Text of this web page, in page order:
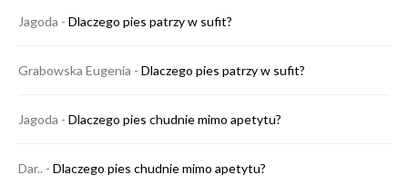
Jagoda - Dlaczego pies patrzy w sufit?
Grabowska Eugenia - Dlaczego pies patrzy w sufit?
Jagoda - Dlaczego pies chudnie mimo apetytu?
Dar.. - Dlaczego pies chudnie mimo apetytu?